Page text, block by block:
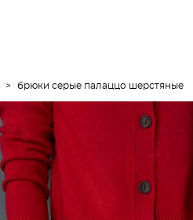
> брюки серые палаццо шерстяные